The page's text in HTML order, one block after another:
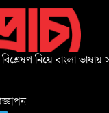
নিয়ে বাংলা